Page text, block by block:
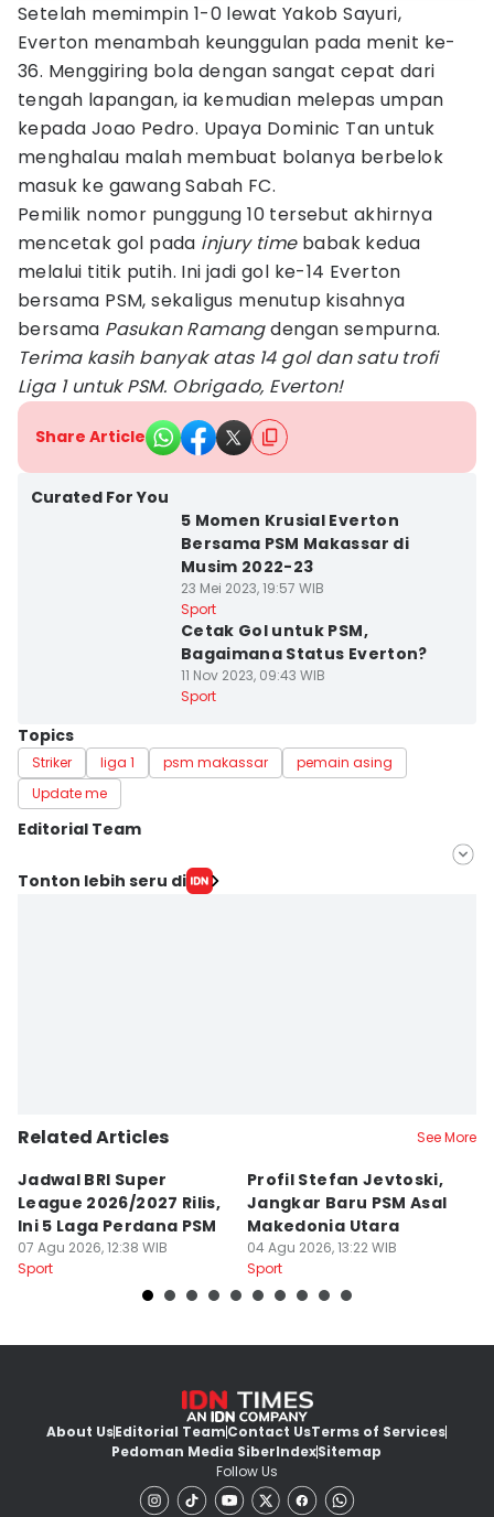
Setelah memimpin 1-0 lewat Yakob Sayuri,
Everton menambah keunggulan pada menit ke-
36. Menggiring bola dengan sangat cepat dari
tengah lapangan, ia kemudian melepas umpan
kepada Joao Pedro. Upaya Dominic Tan untuk
menghalau malah membuat bolanya berbelok
masuk ke gawang Sabah FC.
Pemilik nomor punggung 10 tersebut akhirnya
mencetak gol pada injury timebabak kedua
melalui titik putih. Ini jadi gol ke-14 Everton
bersama PSM, sekaligus menutup kisahnya
bersama Pasukan Ramangdengan sempurna.
Terima kasih banyak atas 14 gol dan satu trofi
Liga 1 untuk PSM. Obrigado, Everton!
Share Article
Curated For You
5 Momen Krusial Everton
Bersama PSM Makassar di
Musim 2022-23
23 Mei 2023, 19:57 WIB
Sport
Cetak Gol untuk PSM,
Bagaimana Status Everton?
11 Nov 2023, 09:43 WIB
Sport
Topics
Striker liga 1 psm makassar
pemain asing
Update me
Editorial Team
Editor
Tonton lebih seru di
Related Articles See More
Jadwal BRI Super
League 2026/2027 Rilis,
Ini 5 Laga Perdana PSM
07 Agu 2026, 12:38 WIB
Sport
Profil Stefan Jevtoski,
Jangkar Baru PSM Asal
Makedonia Utara
04 Agu 2026, 13:22 WIB
Sport
About UsEditorial TeamContact UsTerms of Services
Pedoman Media SiberIndexSitemap
Follow Us